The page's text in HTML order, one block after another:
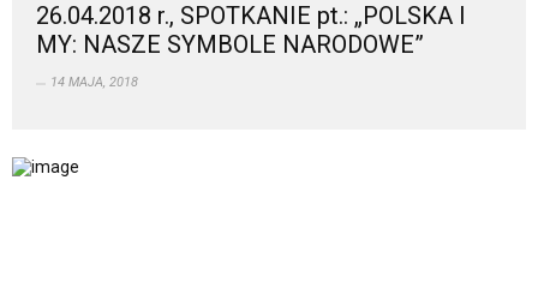
26.04.2018 r., SPOTKANIE pt.: „POLSKA I
MY: NASZE SYMBOLE NARODOWE”
14 MAJA, 2018